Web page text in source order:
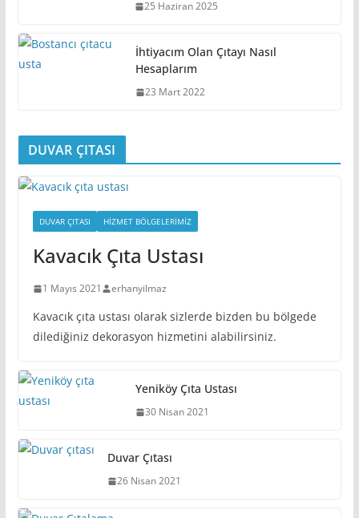
25 Haziran 2025
İhtiyacım Olan Çıtayı Nasıl
Hesaplarım
23 Mart 2022
DUVAR ÇITASI
DUVAR ÇITASI HIZMET BÖLGELERIMIZ
Kavacık Çıta Ustası
1 Mayıs 2021 erhanyilmaz
Kavacık çıta ustası olarak sizlerde bizden bu bölgede
dilediğiniz dekorasyon hizmetini alabilirsiniz.
Yeniköy Çıta Ustası
30 Nisan 2021
Duvar Çıtası
26 Nisan 2021